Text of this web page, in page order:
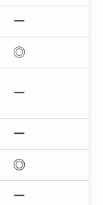
ー
◎
ー
ー
◎
ー